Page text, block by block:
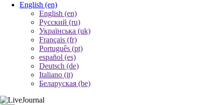
English (en)
English (en)
Русский (ru)
Українська (uk)
Français (fr)
Português (pt)
español (es)
Deutsch (de)
Italiano (it)
Беларуская (be)